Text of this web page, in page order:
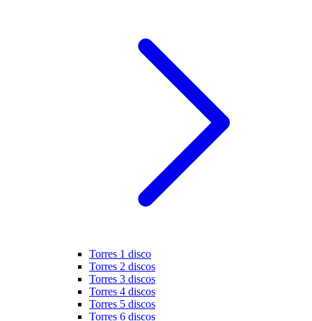
Torres 1 disco
Torres 2 discos
Torres 3 discos
Torres 4 discos
Torres 5 discos
Torres 6 discos